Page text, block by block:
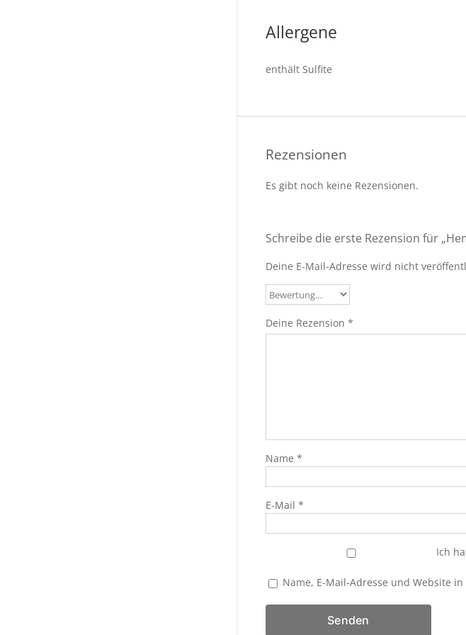
Allergene
enthält Sulfite
Rezensionen
Es gibt noch keine Rezensionen.
Schreibe die erste Rezension für
Deine E-Mail-Adresse wird nicht
Deine Rezension*
Name*
E-Mail*
Ich
Name, E-Mail-Adresse und Website